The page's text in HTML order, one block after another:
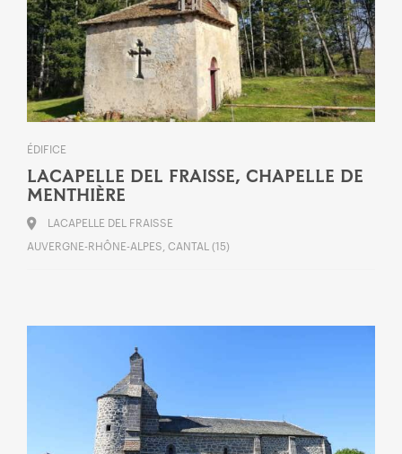
ÉDIFICE
LACAPELLE DEL FRAISSE, CHAPELLE DE
MENTHIÈRE
LACAPELLE DEL FRAISSE
AUVERGNE-RHÔNE-ALPES, CANTAL (15)